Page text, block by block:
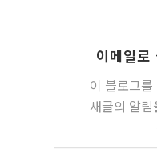
이메일로
이 블로그
새글의 알